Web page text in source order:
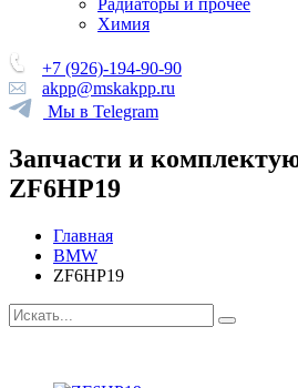
Радиаторы и прочее
Химия
+7 (926)-194-90-90
akpp@mskakpp.ru
Мы в Telegram
Запчасти и
ZF6HP19
Главная
BMW
ZF6HP19